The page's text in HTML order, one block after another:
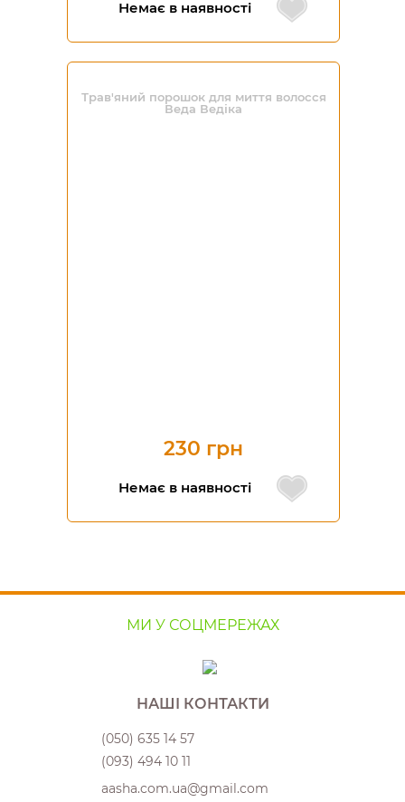
Немає в наявності
Трав'яний порошок для миття волосся
Веда Ведіка
230 грн
Немає в наявності
МИ У СОЦМЕРЕЖАХ
НАШІ КОНТАКТИ
(050) 635 14 57
(093) 494 10 11
aasha.com.ua@gmail.com